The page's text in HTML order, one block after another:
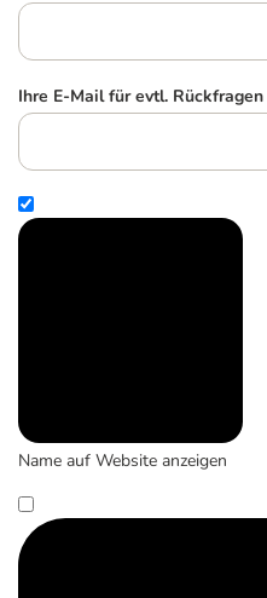
Ihre E-Mail für evtl. Rückfragen
Name auf Website anzeigen